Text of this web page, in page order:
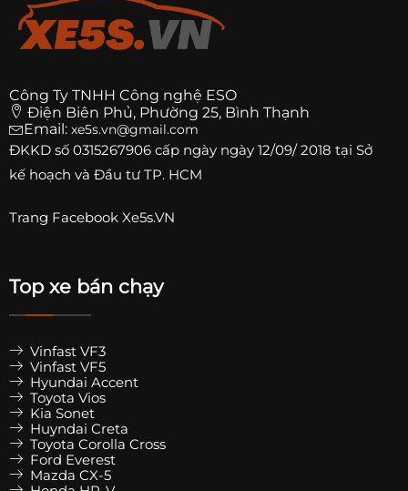
Công Ty TNHH Công nghệ ESO
Điện Biên Phủ, Phường 25, Bình Thạnh
Email: xe5s.vn@gmail.com
ĐKKD số 0315267906 cấp ngày ngày 12/09/ 2018 tại Sở
kế hoạch và Đầu tư TP. HCM
Trang Facebook Xe5s.VN
Top xe bán chạy
Vinfast VF3
Vinfast VF5
Hyundai Accent
Toyota Vios
Kia Sonet
Huyndai Creta
Toyota Corolla Cross
Ford Everest
Mazda CX-5